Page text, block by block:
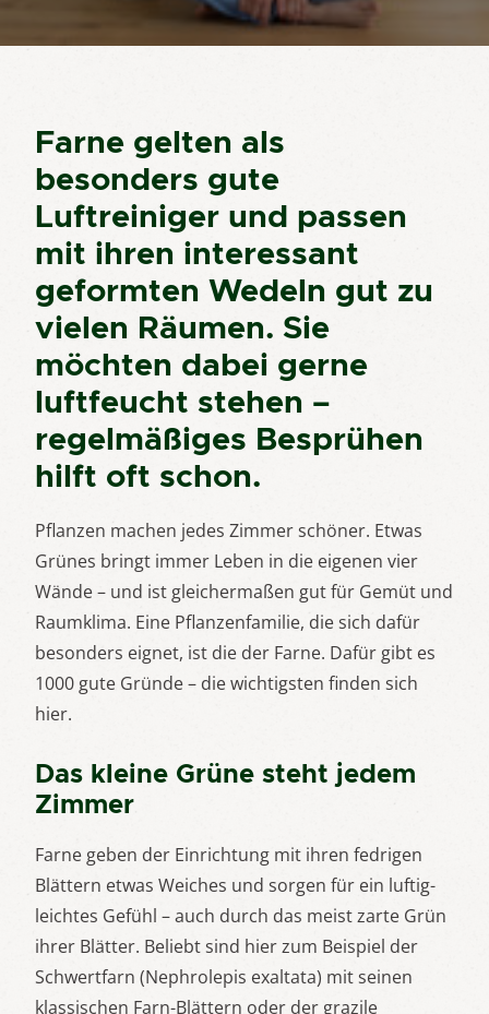
Farne gelten als
besonders gute
Luftreiniger und passen
mit ihren interessant
geformten Wedeln gut zu
vielen Räumen. Sie
möchten dabei gerne
luftfeucht stehen –
regelmäßiges Besprühen
hilft oft schon.
Pflanzen machen jedes Zimmer schöner. Etwas
Grünes bringt immer Leben in die eigenen vier
Wände – und ist gleichermaßen gut für Gemüt und
Raumklima. Eine Pflanzenfamilie, die sich dafür
besonders eignet, ist die der Farne. Dafür gibt es
1000 gute Gründe – die wichtigsten finden sich
hier.
Das kleine Grüne steht jedem
Zimmer
Farne geben der Einrichtung mit ihren fedrigen
Blättern etwas Weiches und sorgen für ein luftig-
leichtes Gefühl – auch durch das meist zarte Grün
ihrer Blätter. Beliebt sind hier zum Beispiel der
Schwertfarn (Nephrolepis exaltata) mit seinen
klassischen Farn-Blättern oder der grazile